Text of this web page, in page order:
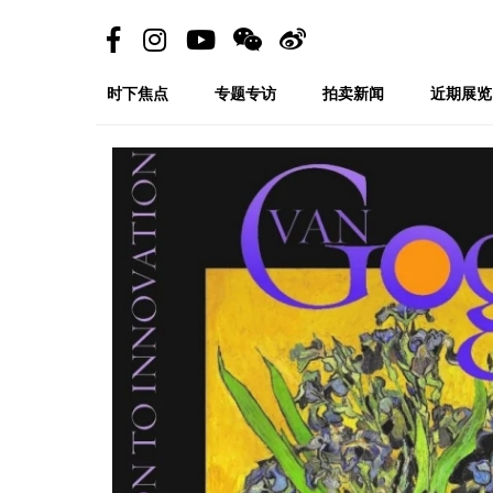
时下焦点 专题专访 拍卖新闻 近期展览